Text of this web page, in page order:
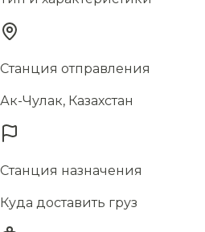
Станция отправления
Ак-Чулак, Казахстан
Станция назначения
Куда доставить груз